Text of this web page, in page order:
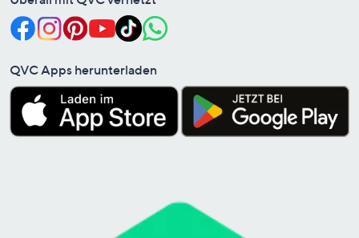
QVC Apps herunterladen